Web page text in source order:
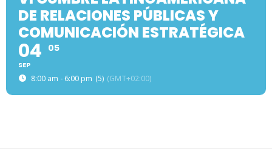
DE RELACIONES PÚBLICAS Y
COMUNICACIÓN ESTRATÉGICA
04
SEP
05
8:00 am - 6:00 pm (5) (GMT+02:00)